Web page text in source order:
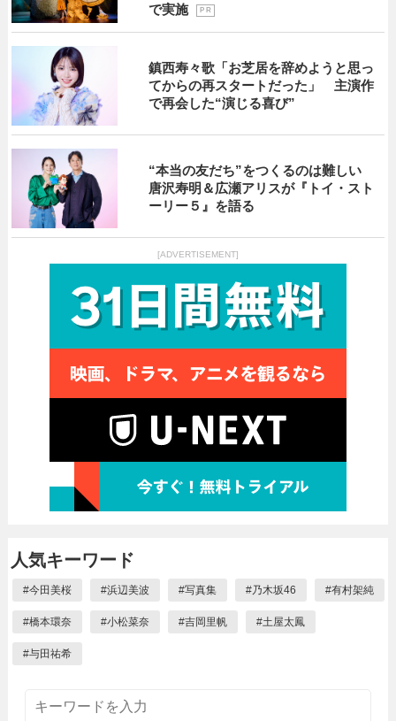
で実施
P R
鎮西寿々歌「お芝居を辞めようと思っ
てからの再スタートだった」 主演作
で再会した“演じる喜び”
“本当の友だち”をつくるのは難しい
唐沢寿明＆広瀬アリスが『トイ・スト
ーリー５』を語る
[ADVERTISEMENT]
人気キーワード
#今田美桜 #浜辺美波 #写真集 #乃木坂46 #有村架純
#橋本環奈 #小松菜奈 #吉岡里帆 #土屋太鳳
#与田祐希